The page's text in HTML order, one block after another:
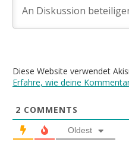
Diese Website verwendet
Erfahre, wie deine
2 COMMENTS
Oldest